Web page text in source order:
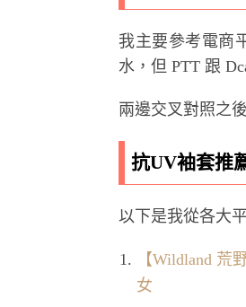
我主要參考電商
水，但 PTT 跟
兩邊交叉對照之
抗UV袖套推
以下是我從各大
【Wildland
女